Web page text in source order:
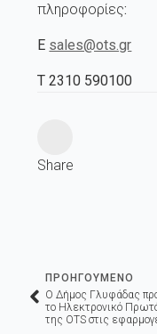
Share
πληροφορίες:
Ε sales@ots.gr
Τ 2310 590100
ΠΡΟΗΓΟΥΜΕΝΟ
Ο Δήμος Γλυφάδας
το Ηλεκτρονικό
της OTS στις